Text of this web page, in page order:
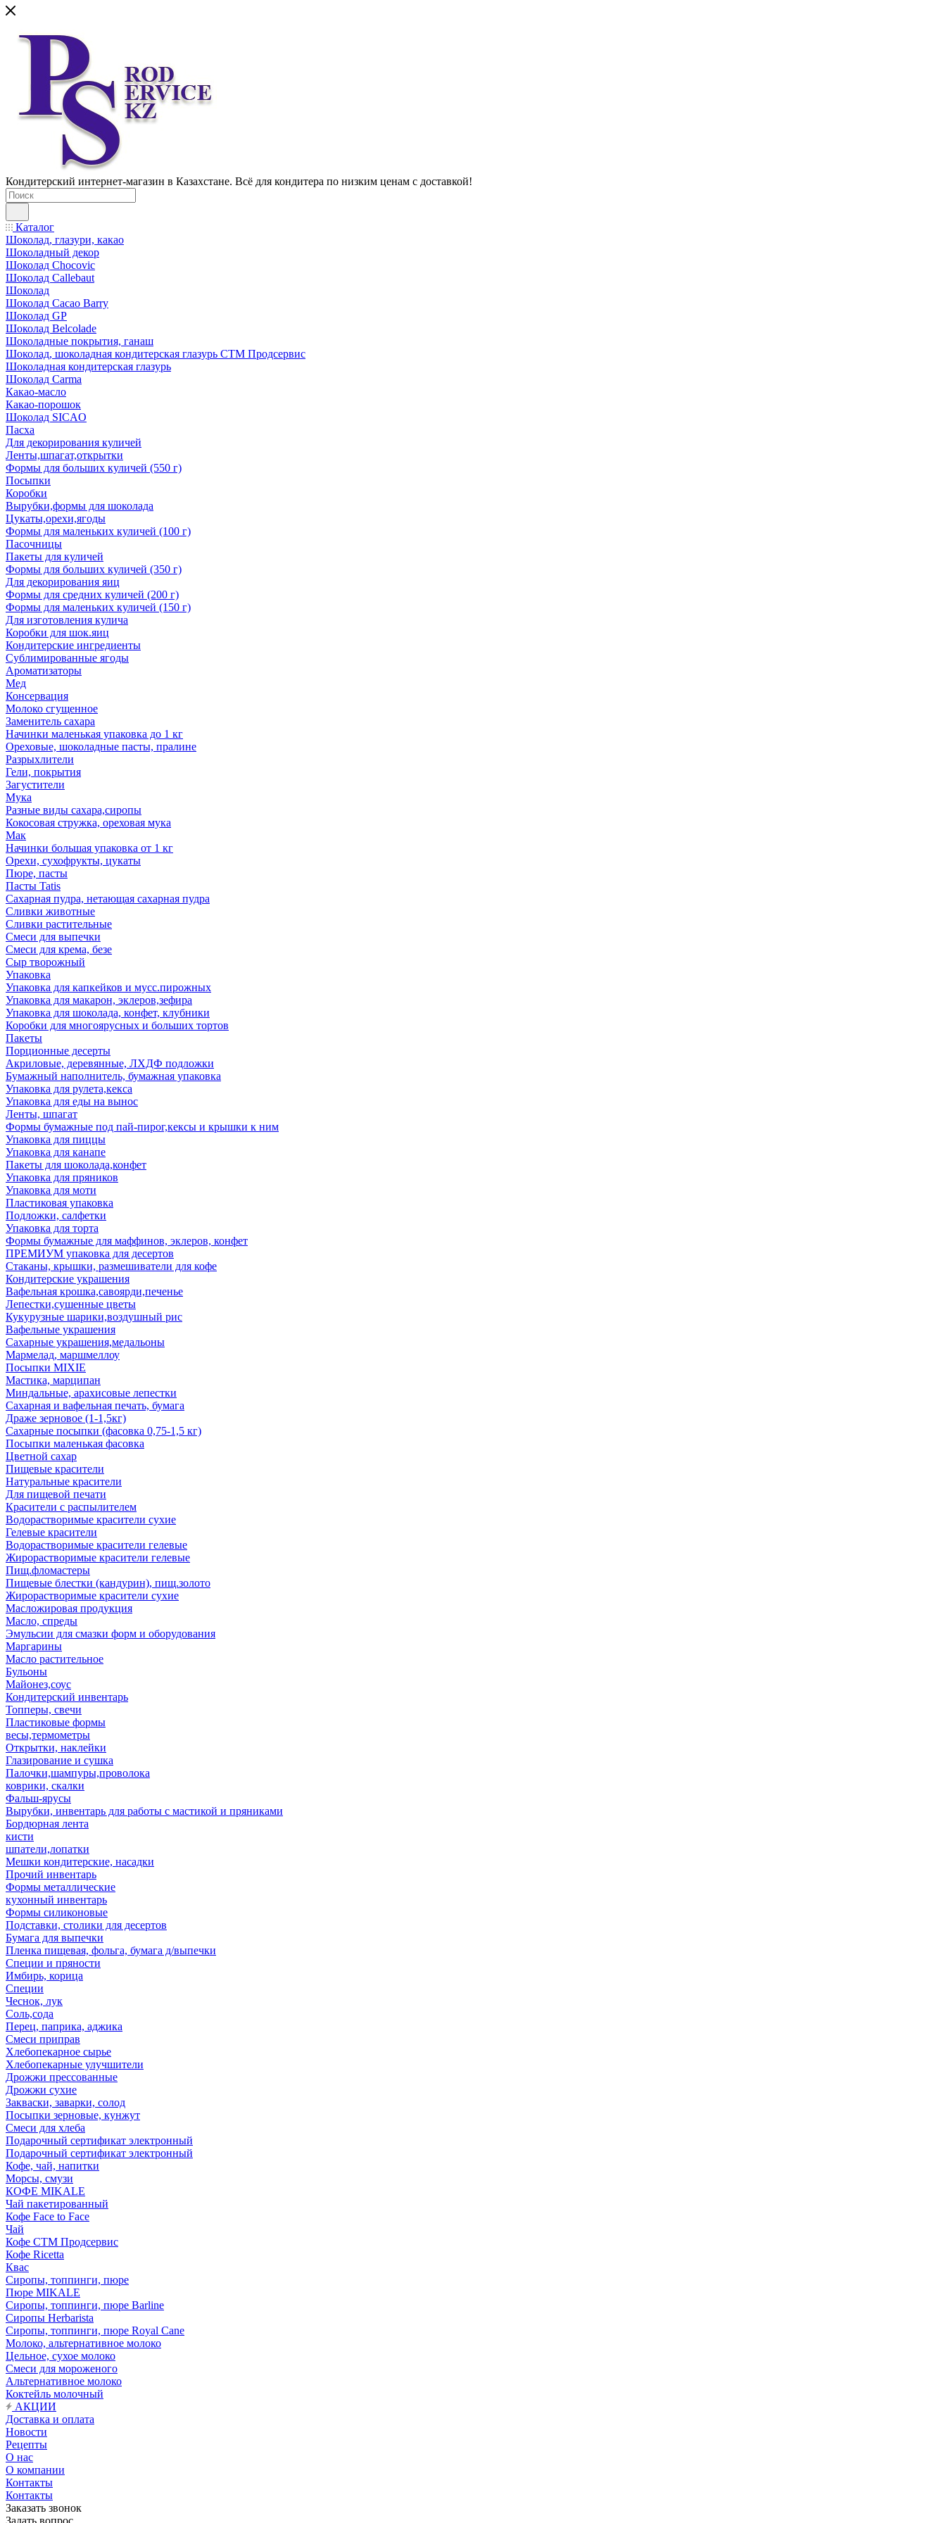
Кондитерский интернет-магазин в Казахстане. Всё для кондитера по низким ценам с доставкой!
Каталог
Шоколад, глазури, какао
Шоколадный декор
Шоколад Chocovic
Шоколад Callebaut
Шоколад
Шоколад Cacao Barry
Шоколад GP
Шоколад Belcolade
Шоколадные покрытия, ганаш
Шоколад, шоколадная кондитерская глазурь СТМ Продсервис
Шоколадная кондитерская глазурь
Шоколад Carma
Какао-масло
Какао-порошок
Шоколад SICAO
Пасха
Для декорирования куличей
Ленты,шпагат,открытки
Формы для больших куличей (550 г)
Посыпки
Коробки
Вырубки,формы для шоколада
Цукаты,орехи,ягоды
Формы для маленьких куличей (100 г)
Пасочницы
Пакеты для куличей
Формы для больших куличей (350 г)
Для декорирования яиц
Формы для средних куличей (200 г)
Формы для маленьких куличей (150 г)
Для изготовления кулича
Коробки для шок.яиц
Кондитерские ингредиенты
Сублимированные ягоды
Ароматизаторы
Мед
Консервация
Молоко сгущенное
Заменитель сахара
Начинки маленькая упаковка до 1 кг
Ореховые, шоколадные пасты, пралине
Разрыхлители
Гели, покрытия
Загустители
Мука
Разные виды сахара,сиропы
Кокосовая стружка, ореховая мука
Мак
Начинки большая упаковка от 1 кг
Орехи, сухофрукты, цукаты
Пюре, пасты
Пасты Tatis
Сахарная пудра, нетающая сахарная пудра
Сливки животные
Сливки растительные
Смеси для выпечки
Смеси для крема, безе
Сыр творожный
Упаковка
Упаковка для капкейков и мусс.пирожных
Упаковка для макарон, эклеров,зефира
Упаковка для шоколада, конфет, клубники
Коробки для многоярусных и больших тортов
Пакеты
Порционные десерты
Акриловые, деревянные, ЛХДФ подложки
Бумажный наполнитель, бумажная упаковка
Упаковка для рулета,кекса
Упаковка для еды на вынос
Ленты, шпагат
Формы бумажные под пай-пирог,кексы и крышки к ним
Упаковка для пиццы
Упаковка для канапе
Пакеты для шоколада,конфет
Упаковка для пряников
Упаковка для моти
Пластиковая упаковка
Подложки, салфетки
Упаковка для торта
Формы бумажные для маффинов, эклеров, конфет
ПРЕМИУМ упаковка для десертов
Стаканы, крышки, размешиватели для кофе
Кондитерские украшения
Вафельная крошка,савоярди,печенье
Лепестки,сушенные цветы
Кукурузные шарики,воздушный рис
Вафельные украшения
Сахарные украшения,медальоны
Мармелад, маршмеллоу
Посыпки MIXIE
Мастика, марципан
Миндальные, арахисовые лепестки
Сахарная и вафельная печать, бумага
Драже зерновое (1-1,5кг)
Сахарные посыпки (фасовка 0,75-1,5 кг)
Посыпки маленькая фасовка
Цветной сахар
Пищевые красители
Натуральные красители
Для пищевой печати
Красители с распылителем
Водорастворимые красители сухие
Гелевые красители
Водорастворимые красители гелевые
Жирорастворимые красители гелевые
Пищ.фломастеры
Пищевые блестки (кандурин), пищ.золото
Жирорастворимые красители сухие
Масложировая продукция
Масло, спреды
Эмульсии для смазки форм и оборудования
Маргарины
Масло растительное
Бульоны
Майонез,соус
Кондитерский инвентарь
Топперы, свечи
Пластиковые формы
весы,термометры
Открытки, наклейки
Глазирование и сушка
Палочки,шампуры,проволока
коврики, скалки
Фальш-ярусы
Вырубки, инвентарь для работы с мастикой и пряниками
Бордюрная лента
кисти
шпатели,лопатки
Мешки кондитерские, насадки
Прочий инвентарь
Формы металлические
кухонный инвентарь
Формы силиконовые
Подставки, столики для десертов
Бумага для выпечки
Пленка пищевая, фольга, бумага д/выпечки
Специи и пряности
Имбирь, корица
Специи
Чеснок, лук
Соль,сода
Перец, паприка, аджика
Смеси приправ
Хлебопекарное сырье
Хлебопекарные улучшители
Дрожжи прессованные
Дрожжи сухие
Закваски, заварки, солод
Посыпки зерновые, кунжут
Смеси для хлеба
Подарочный сертификат электронный
Подарочный сертификат электронный
Кофе, чай, напитки
Морсы, смузи
КОФЕ MIKALE
Чай пакетированный
Кофе Face to Face
Чай
Кофе СТМ Продсервис
Кофе Ricetta
Квас
Сиропы, топпинги, пюре
Пюре MIKALE
Сиропы, топпинги, пюре Barline
Сиропы Herbarista
Сиропы, топпинги, пюре Royal Cane
Молоко, альтернативное молоко
Цельное, сухое молоко
Смеси для мороженого
Альтернативное молоко
Коктейль молочный
АКЦИИ
Доставка и оплата
Новости
Рецепты
О нас
О компании
Контакты
Контакты
Заказать звонок
Задать вопрос